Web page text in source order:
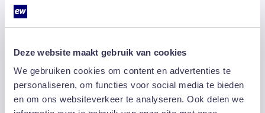
Deze website maakt gebruik van cookies
We gebruiken cookies om content en advertenties te
personaliseren, om functies voor social media te bieden
en om ons websiteverkeer te analyseren. Ook delen we
vastleggen van schade/onderhoud, maar ook voor
uitchecktijd bepalen en aangeven wanneer hij service
wil of juist niet. Met EW Facility Services gaan we
onderzoeken hoe we dit soort processen kunnen